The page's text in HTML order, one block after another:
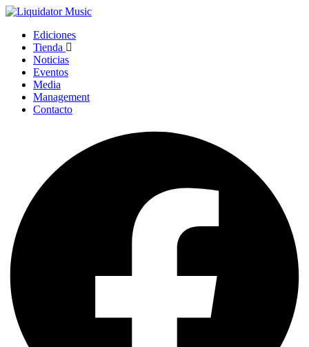
Ediciones
Tienda
Noticias
Eventos
Media
Management
Contacto